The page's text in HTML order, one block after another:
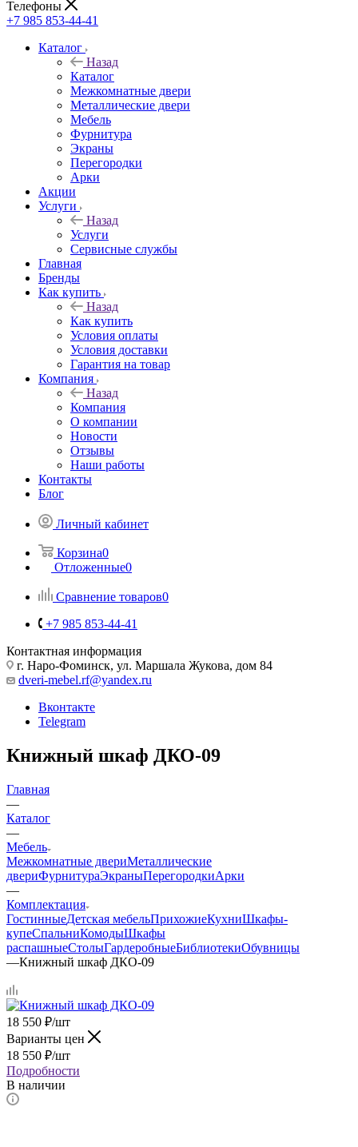
Телефоны
+7 985 853-44-41
Каталог
Назад
Каталог
Межкомнатные двери
Металлические двери
Мебель
Фурнитура
Экраны
Перегородки
Арки
Акции
Услуги
Назад
Услуги
Сервисные службы
Главная
Бренды
Как купить
Назад
Как купить
Условия оплаты
Условия доставки
Гарантия на товар
Компания
Назад
Компания
О компании
Новости
Отзывы
Наши работы
Контакты
Блог
Личный кабинет
Корзина0
Отложенные0
Сравнение товаров0
+7 985 853-44-41
Контактная информация
г. Наро-Фоминск, ул. Маршала Жукова, дом 84
dveri-mebel.rf@yandex.ru
Вконтакте
Telegram
Книжный шкаф ДКО-09
Главная
—
Каталог
—
Мебель
Межкомнатные двериМеталлические
двериФурнитураЭкраныПерегородкиАрки
—
Комплектация
ГостинныеДетская мебельПрихожиеКухниШкафы-
купеСпальниКомодыШкафы
распашныеСтолыГардеробныеБиблиотекиОбувницы
—Книжный шкаф ДКО-09
18 550 ₽/шт
Варианты цен
18 550 ₽/шт
Подробности
В наличии